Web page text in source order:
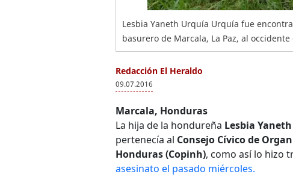
Lesbia Yaneth Urquía Urquía fue
basurero de Marcala, La Paz, al
Redacción El Heraldo
09.07.2016
Marcala, Honduras
La hija de la hondureña Lesbia
pertenecía al Consejo Cívico de
Honduras (Copinh), como así lo hizo
asesinato el pasado miércoles.